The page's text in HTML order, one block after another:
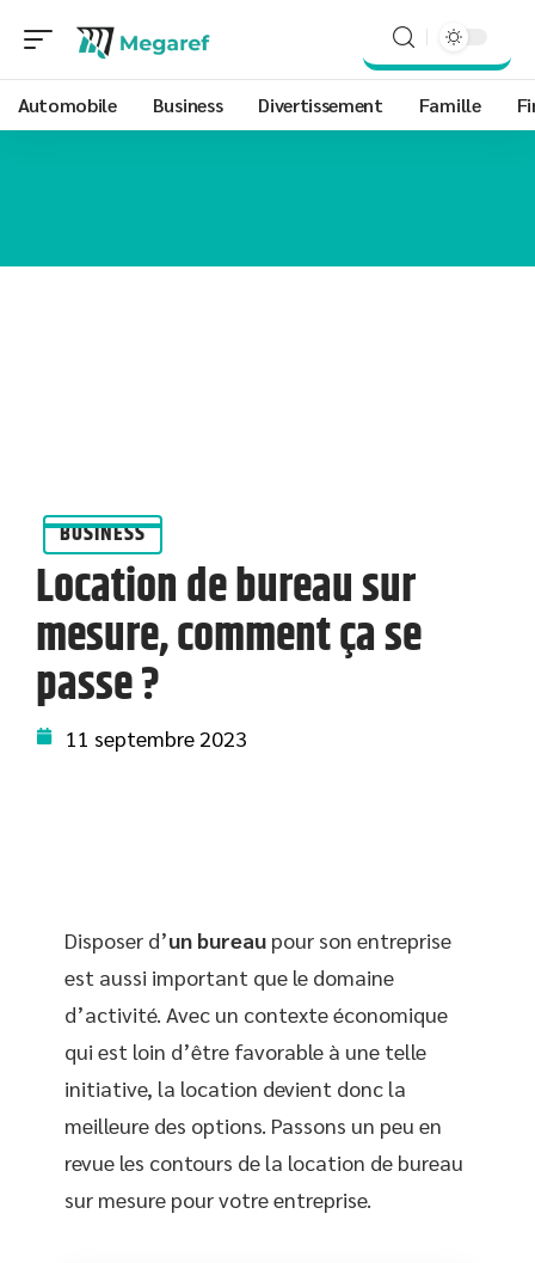
Automobile Business Divertissement Famille
BUSINESS
Location de bureau sur
mesure, comment ça se
passe ?
11 septembre 2023
Disposer d’un bureau pour son entreprise
est aussi important que le domaine
d’activité. Avec un contexte économique
qui est loin d’être favorable à une telle
initiative, la location devient donc la
meilleure des options. Passons un peu en
revue les contours de la location de bureau
sur mesure pour votre entreprise.